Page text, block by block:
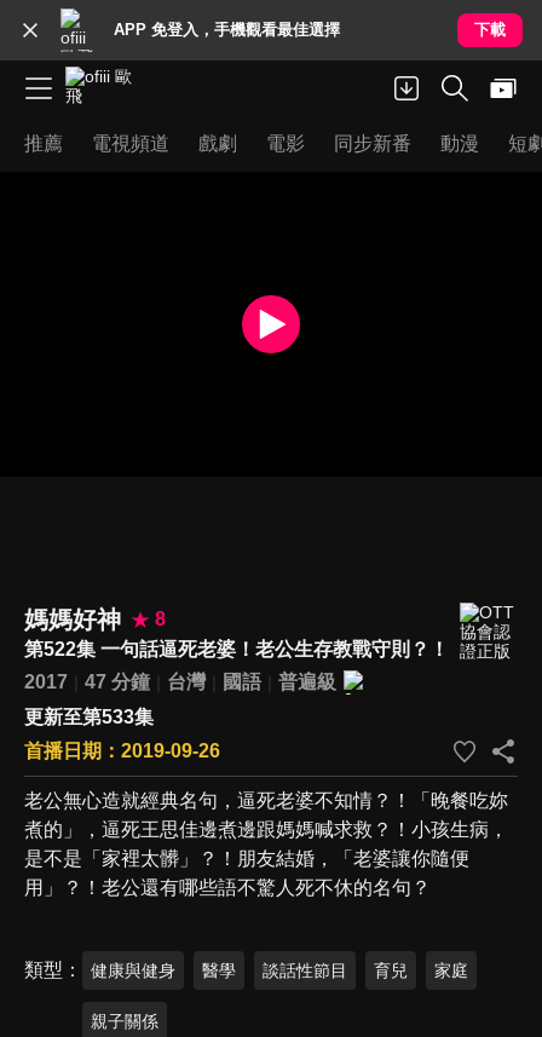
APP 免登入，手機觀看最佳選擇 下載
推薦 電視頻道 戲劇 電影 同步新番 動漫 短
媽媽好神
8
第522集 一句話逼死老婆！老公生存教戰守則？！
2017
47 分鐘 台灣 國語
普遍級
更新至第533集
首播日期：2019-09-26
老公無心造就經典名句，逼死老婆不知情？！「晚餐吃妳
煮的」，逼死王思佳邊煮邊跟媽媽喊求救？！小孩生病，
是不是「家裡太髒」？！朋友結婚，「老婆讓你隨便
用」？！老公還有哪些語不驚人死不休的名句？
類型 健康與健身 醫學 談話性節目 育兒 家庭
親子關係